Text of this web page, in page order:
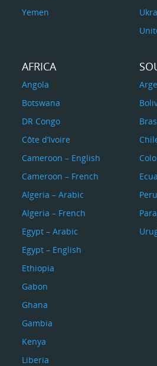
Yemen
AFRICA
Angola
Botswana
DR Congo
Côte d’Ivoire
Cameroon – English
Cameroon – French
Algeria – Arabic
Algeria – French
Egypt – Arabic
Egypt – English
Ethiopia
Gabon
Ghana
Gambia
Kenya
Liberia
Peru